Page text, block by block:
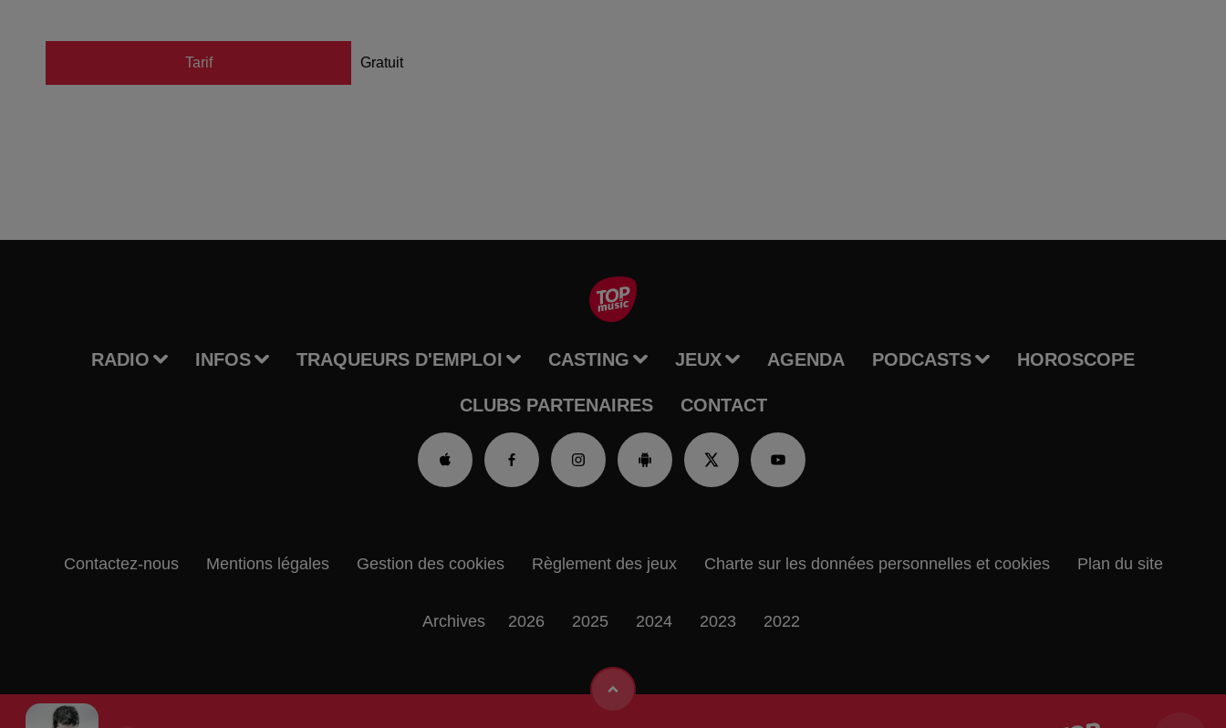
Tarif Gratuit
RADIO INFOS TRAQUEURS D'EMPLOI CASTING JEUX AGENDA PODCASTS HOROSCOPE
CLUBS PARTENAIRES CONTACT
Contactez-nous Mentions légales Gestion des cookies Règlement des jeux Charte sur les données personnelles et cookies Plan du site
Archives 2026 2025 2024 2023 2022